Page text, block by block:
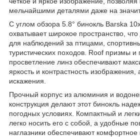
мельчайшими деталями даже на
С углом обзора 5.8° бинокль Barska
охватывает широкое пространство,
для наблюдений за птицами,
туристических походов. Roof призмы
просветление линз обеспечивают
яркость и контрастность
искажения.
Прочный корпус из алюминия и
конструкция делают этот бинокль
погодных условиях. Компактный и
легко носить его с собой, а удобные
наглазники обеспечивают